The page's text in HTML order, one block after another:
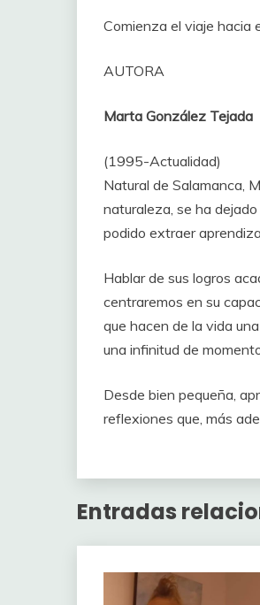
Comienza el viaje hacia
AUTORA
Marta González Tejada
(1995-Actualidad)
Natural de Salamanca,
naturaleza, se ha
podido extraer
Hablar de sus logros
centraremos en su
que hacen de la vida
una infinitud de
Desde bien pequeña,
reflexiones que, más
Entradas